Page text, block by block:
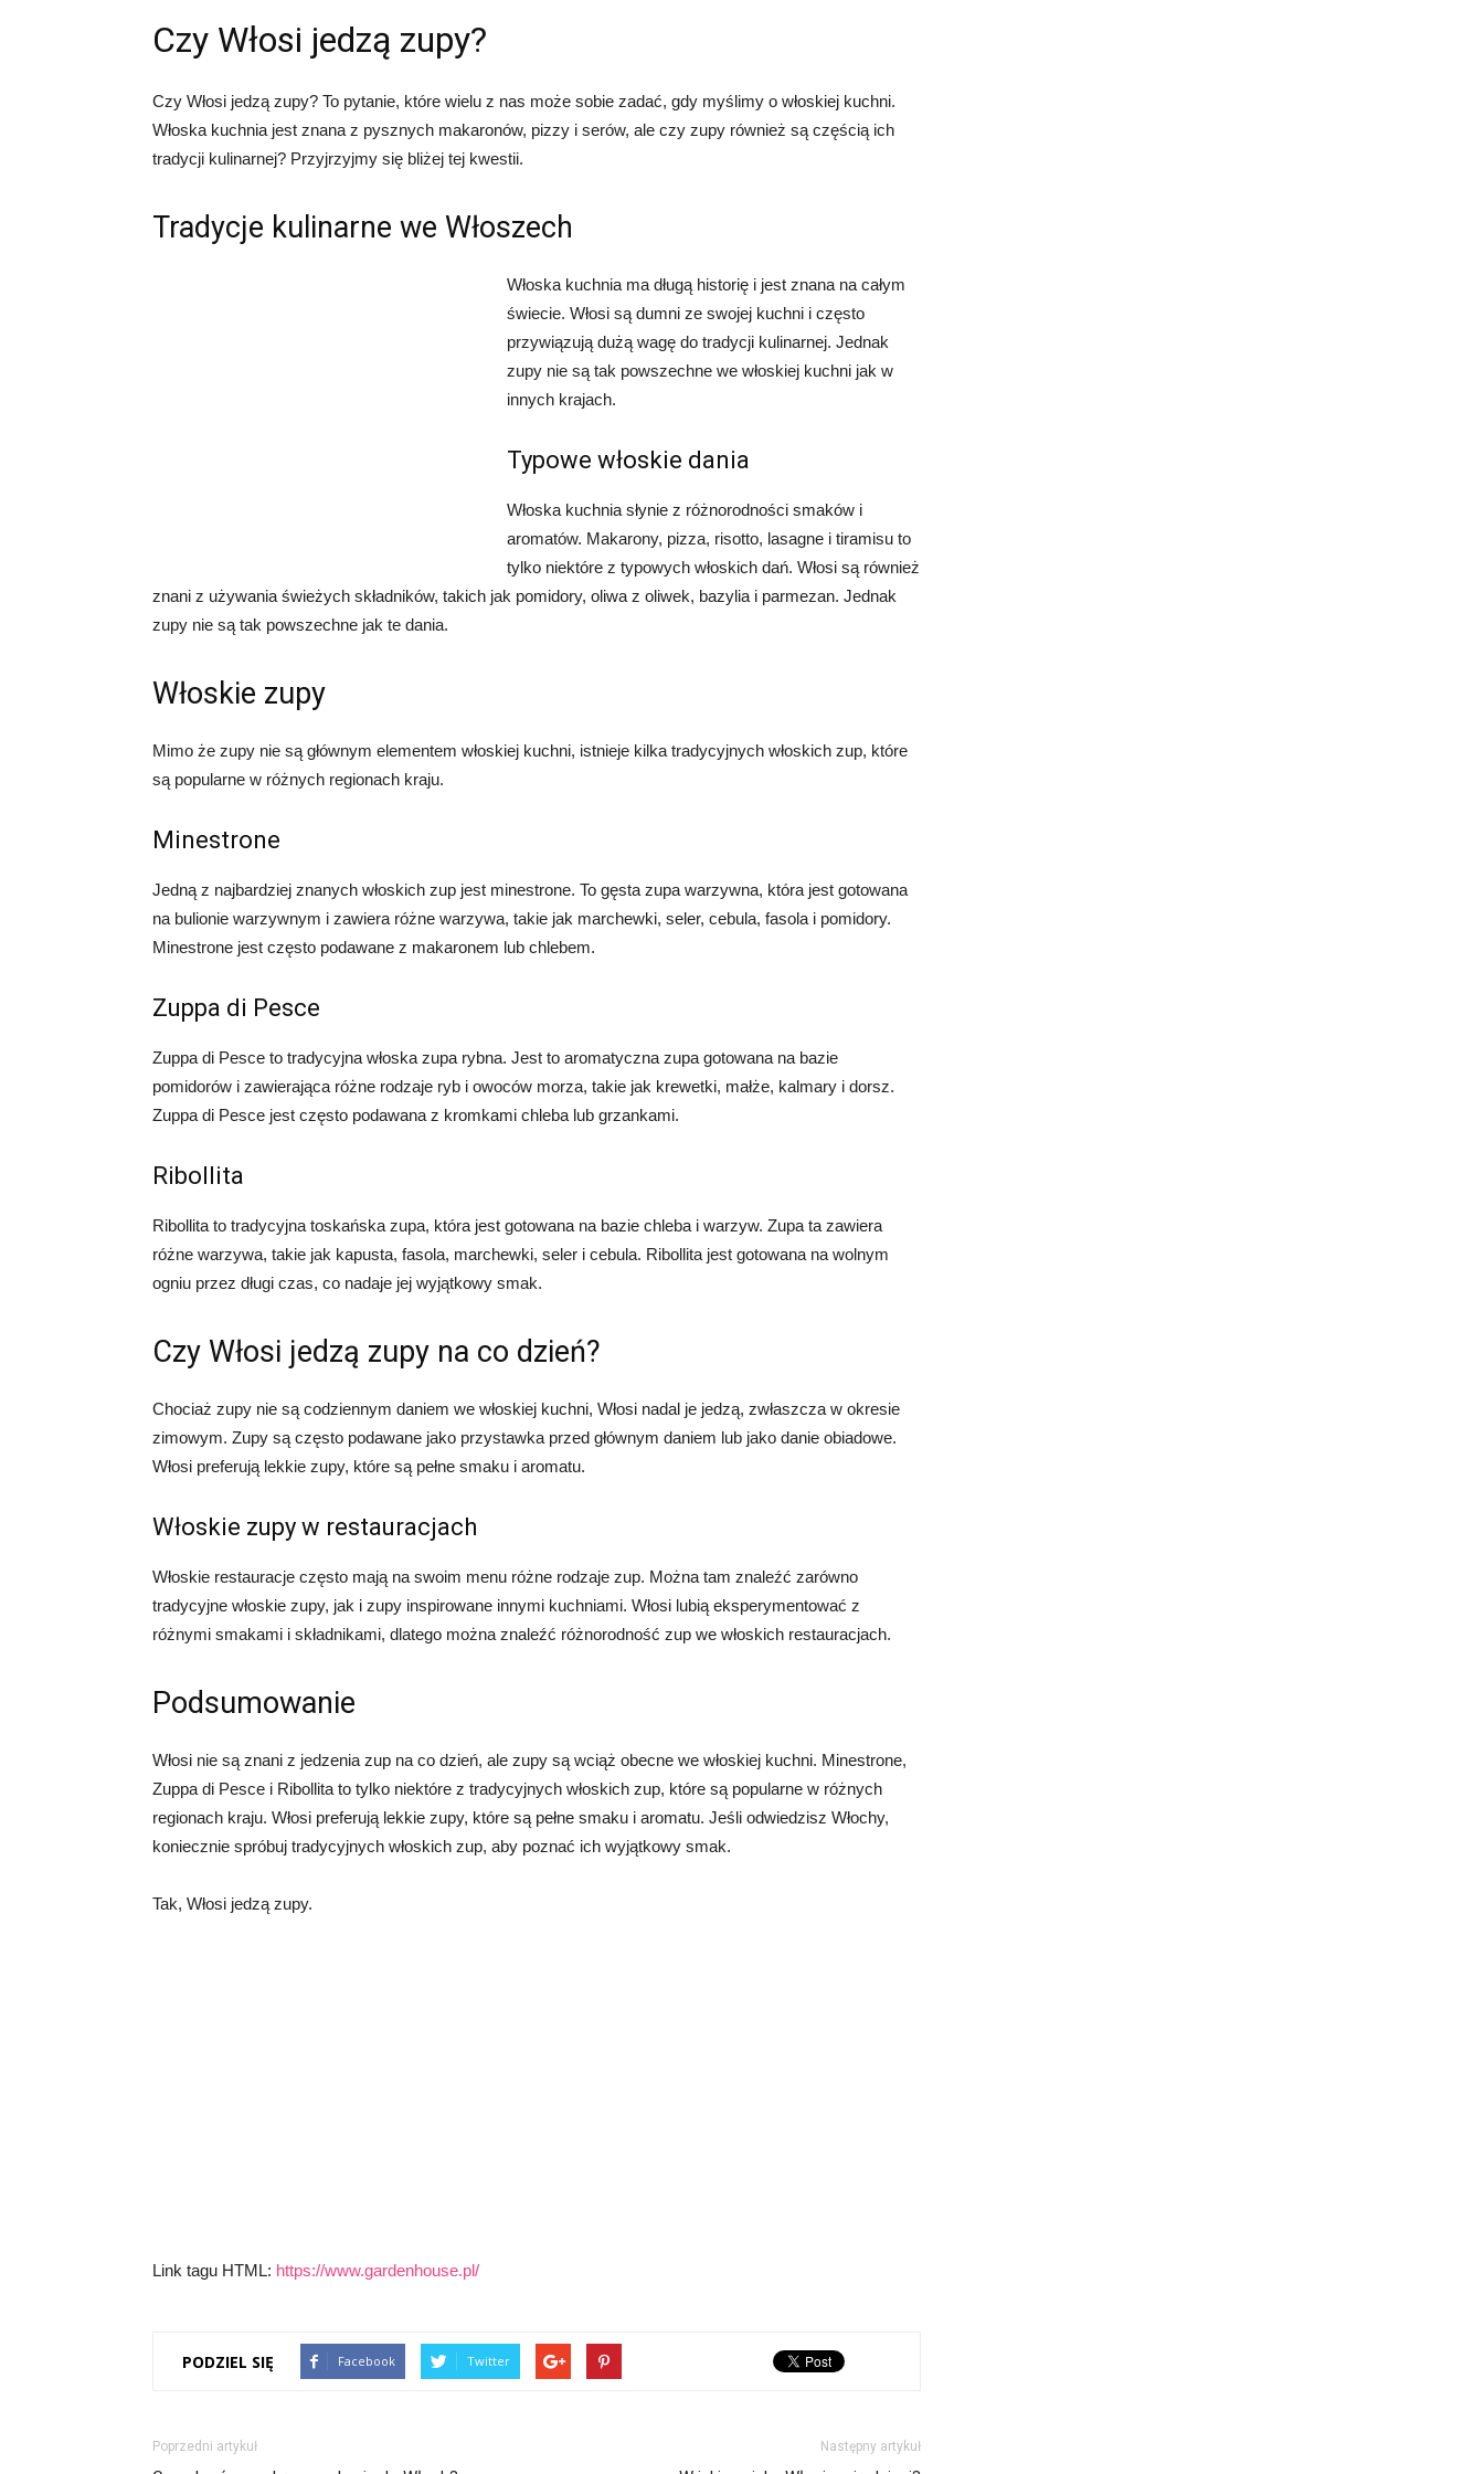
Czy Włosi jedzą zupy?
Czy Włosi jedzą zupy? To pytanie, które wielu z nas może sobie zadać, gdy myślimy o włoskiej kuchni.
Włoska kuchnia jest znana z pysznych makaronów, pizzy i serów, ale czy zupy również są częścią ich
tradycji kulinarnej? Przyjrzyjmy się bliżej tej kwestii.
Tradycje kulinarne we Włoszech
Włoska kuchnia ma długą historię i jest znana na całym
świecie. Włosi są dumni ze swojej kuchni i często
przywiązują dużą wagę do tradycji kulinarnej. Jednak
zupy nie są tak powszechne we włoskiej kuchni jak w
innych krajach.
Typowe włoskie dania
Włoska kuchnia słynie z różnorodności smaków i
aromatów. Makarony, pizza, risotto, lasagne i tiramisu to
tylko niektóre z typowych włoskich dań. Włosi są również
znani z używania świeżych składników, takich jak pomidory, oliwa z oliwek, bazylia i parmezan. Jednak
zupy nie są tak powszechne jak te dania.
Włoskie zupy
Mimo że zupy nie są głównym elementem włoskiej kuchni, istnieje kilka tradycyjnych włoskich zup, które
są popularne w różnych regionach kraju.
Minestrone
Jedną z najbardziej znanych włoskich zup jest minestrone. To gęsta zupa warzywna, która jest gotowana
na bulionie warzywnym i zawiera różne warzywa, takie jak marchewki, seler, cebula, fasola i pomidory.
Minestrone jest często podawane z makaronem lub chlebem.
Zuppa di Pesce
Zuppa di Pesce to tradycyjna włoska zupa rybna. Jest to aromatyczna zupa gotowana na bazie
pomidorów i zawierająca różne rodzaje ryb i owoców morza, takie jak krewetki, małże, kalmary i dorsz.
Zuppa di Pesce jest często podawana z kromkami chleba lub grzankami.
Ribollita
Ribollita to tradycyjna toskańska zupa, która jest gotowana na bazie chleba i warzyw. Zupa ta zawiera
różne warzywa, takie jak kapusta, fasola, marchewki, seler i cebula. Ribollita jest gotowana na wolnym
ogniu przez długi czas, co nadaje jej wyjątkowy smak.
Czy Włosi jedzą zupy na co dzień?
Chociaż zupy nie są codziennym daniem we włoskiej kuchni, Włosi nadal je jedzą, zwłaszcza w okresie
zimowym. Zupy są często podawane jako przystawka przed głównym daniem lub jako danie obiadowe.
Włosi preferują lekkie zupy, które są pełne smaku i aromatu.
Włoskie zupy w restauracjach
Włoskie restauracje często mają na swoim menu różne rodzaje zup. Można tam znaleźć zarówno
tradycyjne włoskie zupy, jak i zupy inspirowane innymi kuchniami. Włosi lubią eksperymentować z
różnymi smakami i składnikami, dlatego można znaleźć różnorodność zup we włoskich restauracjach.
Podsumowanie
Włosi nie są znani z jedzenia zup na co dzień, ale zupy są wciąż obecne we włoskiej kuchni. Minestrone,
Zuppa di Pesce i Ribollita to tylko niektóre z tradycyjnych włoskich zup, które są popularne w różnych
regionach kraju. Włosi preferują lekkie zupy, które są pełne smaku i aromatu. Jeśli odwiedzisz Włochy,
koniecznie spróbuj tradycyjnych włoskich zup, aby poznać ich wyjątkowy smak.
Tak, Włosi jedzą zupy.
Link tagu HTML: https://www.gardenhouse.pl/
PODZIEL SIĘ Facebook Twitter
Poprzedni artykuł Następny artykuł